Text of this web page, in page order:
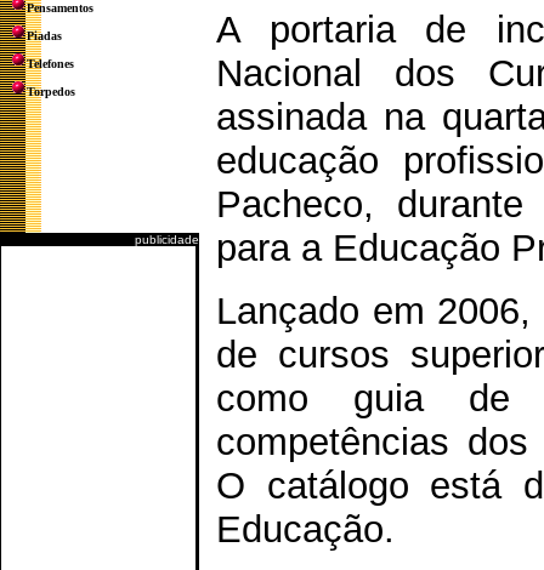
Pensamentos
Piadas
Telefones
Torpedos
publicidade
A portaria de
Nacional dos
assinada na
educação
Pacheco,
para a Educação
Lançado em
de cursos
como guia de
competências
O catálogo está
Educação.